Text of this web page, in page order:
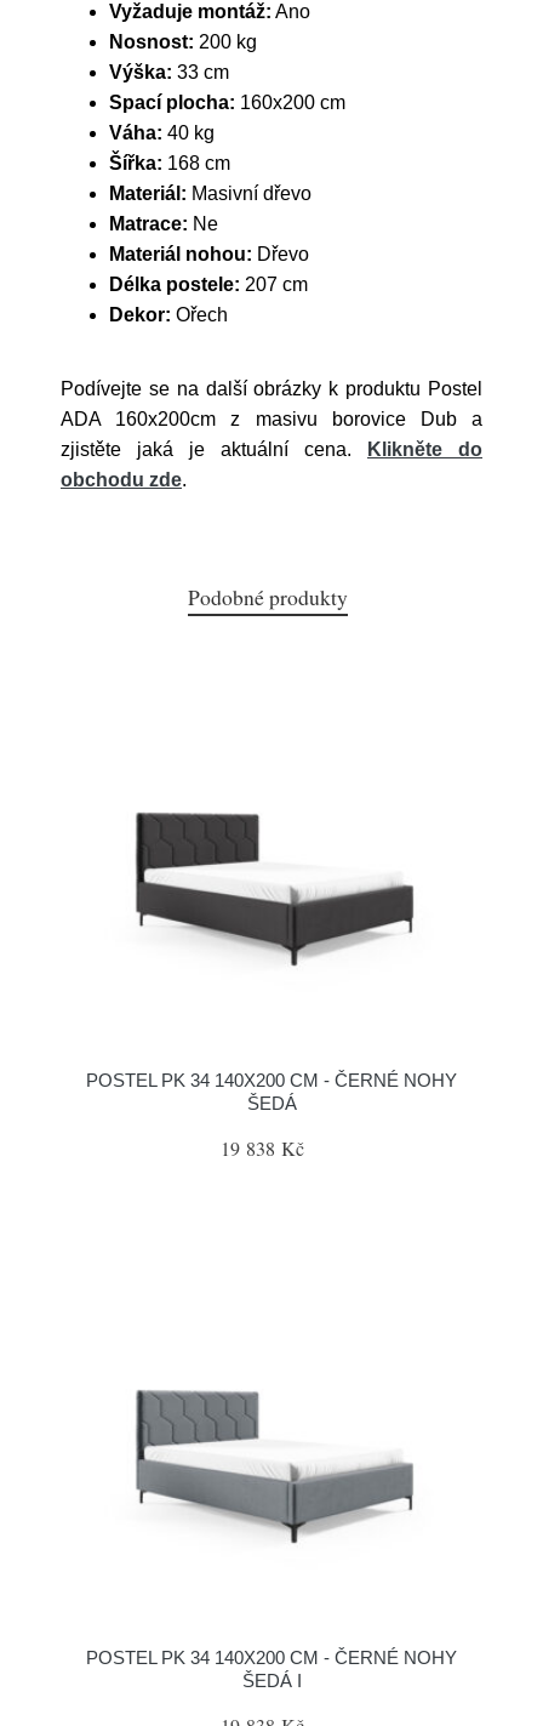
Vyžaduje montáž: Ano
Nosnost: 200 kg
Výška: 33 cm
Spací plocha: 160x200 cm
Váha: 40 kg
Šířka: 168 cm
Materiál: Masivní dřevo
Matrace: Ne
Materiál nohou: Dřevo
Délka postele: 207 cm
Dekor: Ořech
Podívejte se na další obrázky k produktu Postel
ADA 160x200cm z masivu borovice Dub a
zjistěte jaká je aktuální cena.
Klikněte do
obchodu zde.
Podobné produkty
POSTEL PK 34 140X200 CM - ČERNÉ NOHY
ŠEDÁ
19 838 Kč
POSTEL PK 34 140X200 CM - ČERNÉ NOHY
ŠEDÁ I